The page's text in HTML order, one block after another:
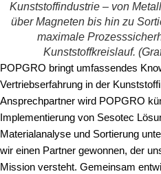
Kunststoffindustrie – von
über Magneten bis hin zu
maximale
Kunststoffkreislauf.
POPGRO bringt umfassendes
Vertriebserfahrung in der
Ansprechpartner wird POPGRO
Implementierung von Sesotec
Materialanalyse und Sortierung
wir einen Partner gewonnen, der
Mission versteht. Gemeinsam